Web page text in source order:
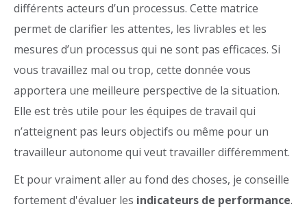
différents acteurs d’un processus. Cette matrice
permet de clarifier les attentes, les livrables et les
mesures d’un processus qui ne sont pas efficaces. Si
vous travaillez mal ou trop, cette donnée vous
apportera une meilleure perspective de la situation.
Elle est très utile pour les équipes de travail qui
n’atteignent pas leurs objectifs ou même pour un
travailleur autonome qui veut travailler différemment.
Et pour vraiment aller au fond des choses, je conseille
fortement d'évaluer les indicateurs de performance.